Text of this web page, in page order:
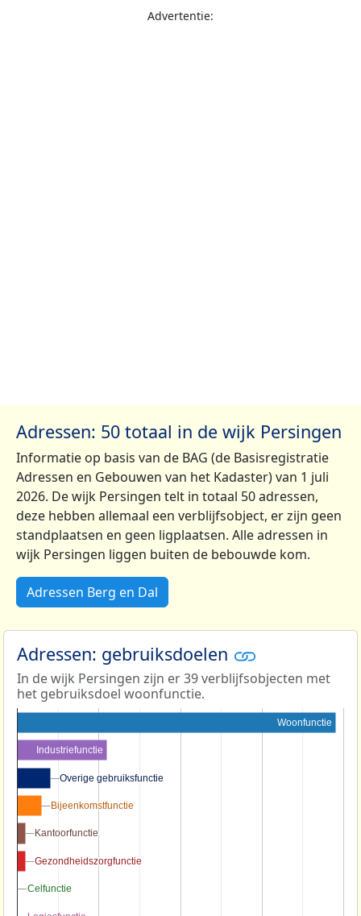
Advertentie:
Adressen: 50 totaal in de wijk Persingen
Informatie op basis van de BAG (de Basisregistratie
Adressen en Gebouwen van het Kadaster) van 1 juli
2026. De wijk Persingen telt in totaal 50 adressen,
deze hebben allemaal een verblijfsobject, er zijn geen
standplaatsen en geen ligplaatsen. Alle adressen in
wijk Persingen liggen buiten de bebouwde kom.
Adressen Berg en Dal
Adressen: gebruiksdoelen
In de wijk Persingen zijn er 39 verblijfsobjecten met
het gebruiksdoel woonfunctie.
Woonfunctie
Industriefunctie
Overige gebruiksfunctie
Overige gebruiksfunctie
Bijeenkomstfunctie
Bijeenkomstfunctie
Kantoorfunctie
Kantoorfunctie
Gezondheidszorgfunctie
Gezondheidszorgfunctie
Celfunctie
Celfunctie